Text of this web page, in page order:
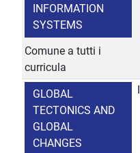
INFORMATION
SYSTEMS
Comune a tutti i
curricula
GLOBAL
TECTONICS AND
GLOBAL
CHANGES